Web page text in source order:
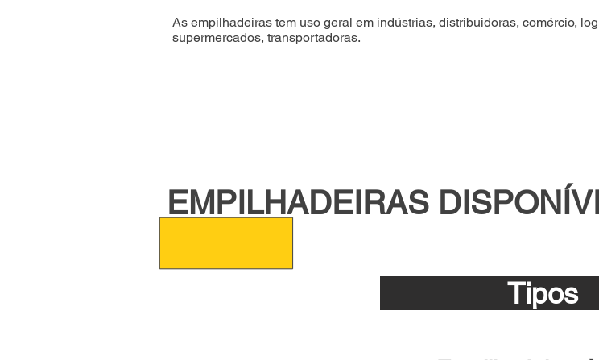
As empilhadeiras tem uso geral em indústrias, distribuidoras, comércio,
supermercados, transportadoras.
EMPILHADEIRAS